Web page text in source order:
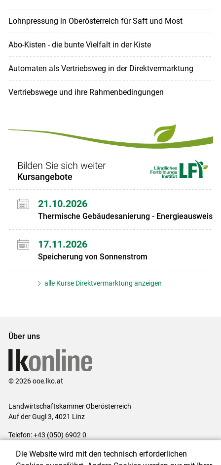
Lohnpressung in Oberösterreich für Saft und Most
Abo-Kisten - die bunte Vielfalt in der Kiste
Automaten als Vertriebsweg in der Direktvermarktung
Vertriebswege und ihre Rahmenbedingungen
Bilden Sie sich weiter
Kursangebote
21.10.2026
Thermische Gebäudesanierung - Energieausweis
17.11.2026
Speicherung von Sonnenstrom
alle Kurse Direktvermarktung anzeigen
Über uns
© 2026 ooe.lko.at
Landwirtschaftskammer Oberösterreich
Auf der Gugl 3, 4021 Linz
Telefon: +43 (050) 6902 0
Impressum|Kontakt|Gewinnspiele|Datenschutzerklärung |
Die Website wird mit den technisch erforderlichen